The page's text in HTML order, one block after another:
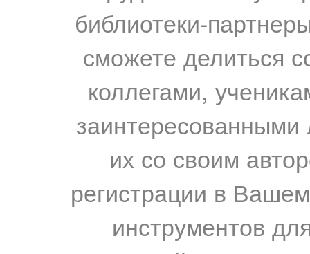
библиотеки-
сможете делиться
коллегами,
их со своим
регистрации в
инструментов